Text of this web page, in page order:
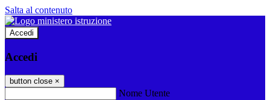
Salta al contenuto
Accedi
Accedi
button close ×
Nome Utente